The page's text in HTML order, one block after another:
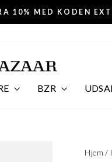
10% MED KODEN
BZR
Hjem /